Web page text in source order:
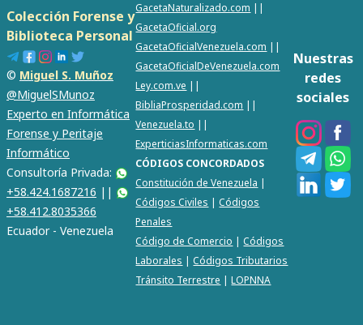
Colección Forense y
Biblioteca Personal
© Miguel S. Muñoz
@MiguelSMunoz
Experto en Informática
Forense y Peritaje
Informático
Consultoría Privada:
+58.424.1687216 ||
+58.412.8035366
Ecuador - Venezuela
GacetaNaturalizado.com ||
GacetaOficial.org
GacetaOficialVenezuela.com ||
GacetaOficialDeVenezuela.com
Ley.com.ve ||
BibliaProsperidad.com ||
Venezuela.to ||
ExperticiasInformaticas.com
CÓDIGOS CONCORDADOS
Constitución de Venezuela |
Códigos Civiles |Códigos
Penales
Código de Comercio |Códigos
Laborales |Códigos Tributarios
Tránsito Terrestre |LOPNNA
Nuestras
redes
sociales